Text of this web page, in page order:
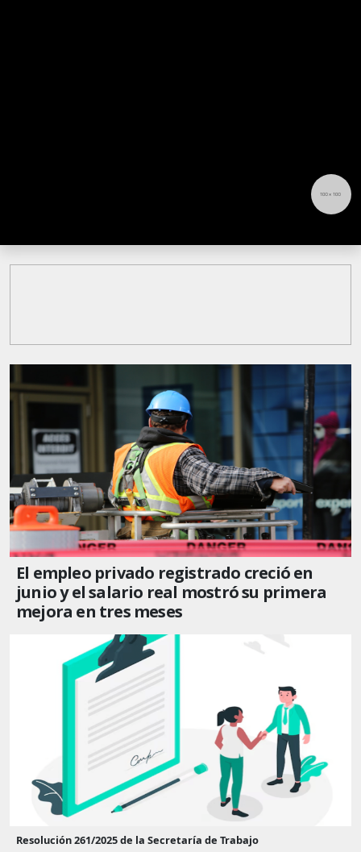
El empleo privado registrado creció en
junio y el salario real mostró su primera
mejora en tres meses
Resolución 261/2025 de la Secretaría de Trabajo